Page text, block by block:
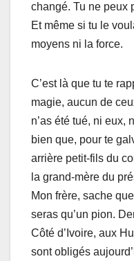
changé. Tu ne peux
Et même si tu le
moyens ni la force.
C’est là que tu te
magie, aucun de
n’as été tué, ni eux,
bien que, pour te
arrière petit-fils du
la grand-mère du
Mon frère, sache
seras qu’un pion.
Côté d’Ivoire, aux
sont obligés